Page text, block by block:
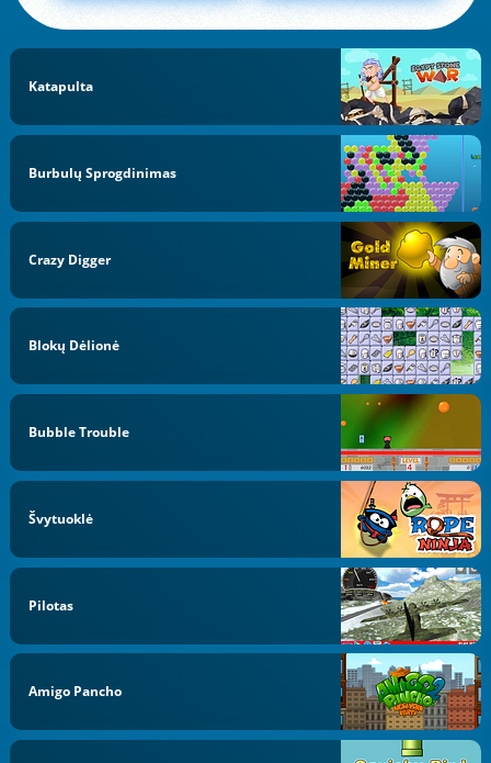
Katapulta
Burbulų Sprogdinimas
Crazy Digger
Blokų Dėlionė
Bubble Trouble
Švytuoklė
Pilotas
Amigo Pancho